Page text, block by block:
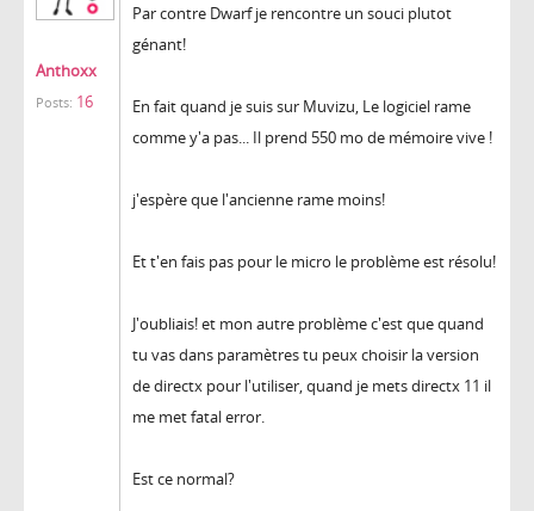
Anthoxx
Posts: 16
Par contre Dwarf je rencontre un souci plutot
génant!
En fait quand je suis sur Muvizu, Le logiciel rame
comme y'a pas... Il prend 550 mo de mémoire vive !
j'espère que l'ancienne rame moins!
Et t'en fais pas pour le micro le problème est résolu!
J'oubliais! et mon autre problème c'est que quand
tu vas dans paramètres tu peux choisir la version
de directx pour l'utiliser, quand je mets directx 11 il
me met fatal error.
Est ce normal?